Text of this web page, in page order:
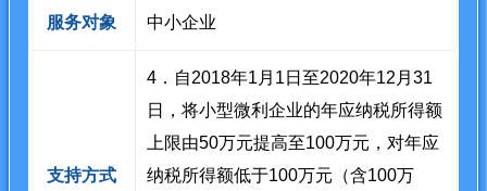
服务对象 中小企业
支持方式
4．自2018年1月1日至2020年12月31
日，将小型微利企业的年应纳税所得额
上限由50万元提高至100万元，对年应
纳税所得额低于100万元（含100万